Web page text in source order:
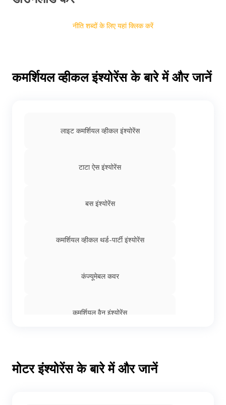
नीति शब्दों के लिए यहां क्लिक करें
कमर्शियल व्हीकल इंश्योरेंस के बारे में और जानें
लाइट कमर्शियल व्हीकल इंश्योरेंस
टाटा ऐस इंश्योरेंस
बस इंश्योरेंस
कमर्शियल व्हीकल थर्ड-पार्टी इंश्योरेंस
कंज्यूमेबल कवर
कमर्शियल वैन इंश्योरेंस
मोटर इंश्योरेंस के बारे में और जानें